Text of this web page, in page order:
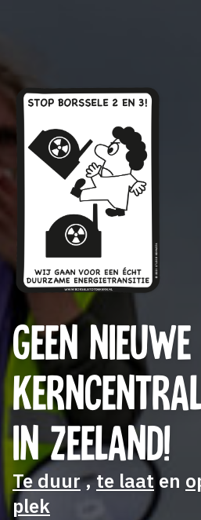
GEEN NIEUWE
IN ZEELAND!
Te duur,te laaten
plek